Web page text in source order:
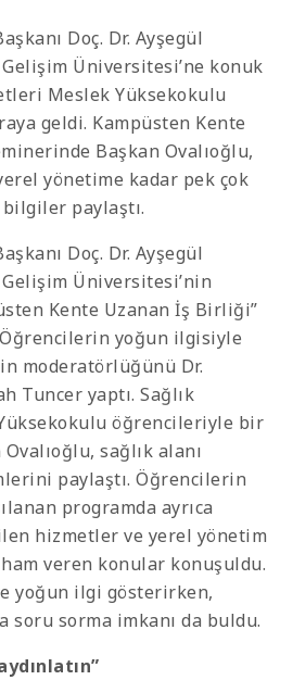
Doç. Dr. Ayşegül
Üniversitesi’ne konuk
Meslek Yüksekokulu
geldi. Kampüsten Kente
Başkan Ovalıoğlu,
yönetime kadar pek çok
paylaştı.
Doç. Dr. Ayşegül
Üniversitesi’nin
Kente Uzanan İş Birliği”
yoğun ilgisiyle
moderatörlüğünü Dr.
Tuncer yaptı. Sağlık
öğrencileriyle bir
sağlık alanı
paylaştı. Öğrencilerin
programda ayrıca
hizmetler ve yerel yönetim
veren konular konuşuldu.
yoğun ilgi gösterirken,
soru sorma imkanı da buldu.